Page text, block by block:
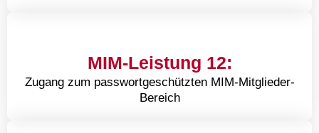
MIM-Leistung 12:
Zugang zum passwortgeschützten MIM-Mitglieder-
Bereich